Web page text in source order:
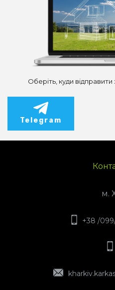
Оберіть, куди
Telegram
м.
+38 /